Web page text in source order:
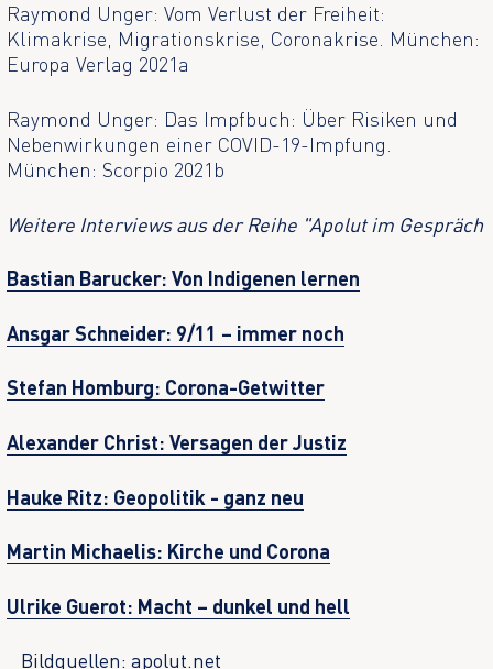
Raymond Unger: Vom Verlust der Freiheit:
Klimakrise, Migrationskrise, Coronakrise. München:
Europa Verlag 2021a
Raymond Unger: Das Impfbuch: Über Risiken und
Nebenwirkungen einer COVID-19-Impfung.
München: Scorpio 2021b
Weitere Interviews aus der Reihe "Apolut im Gespräch
Bastian Barucker: Von Indigenen lernen
Ansgar Schneider: 9/11 – immer noch
Stefan Homburg: Corona-Getwitter
Alexander Christ: Versagen der Justiz
Hauke Ritz: Geopolitik - ganz neu
Martin Michaelis: Kirche und Corona
Ulrike Guerot: Macht – dunkel und hell
Bildquellen: apolut.net